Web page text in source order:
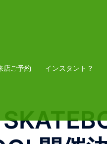
店ご予約 インスタント？